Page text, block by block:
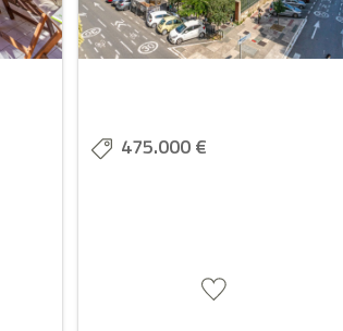
475.000 €